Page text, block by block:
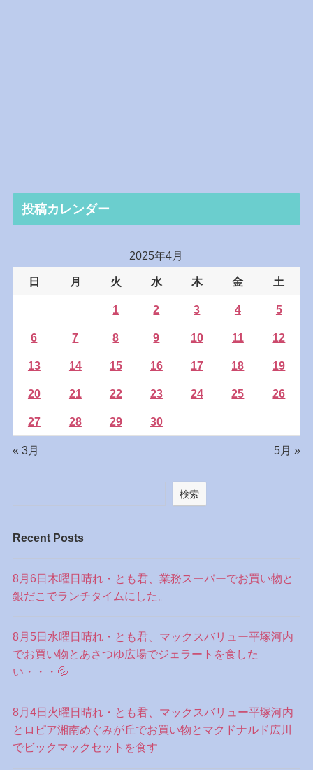
投稿カレンダー
2025年4月
日 月 火 水 木 金 土
1 2 3 4 5
6 7 8 9 10 11 12
13 14 15 16 17 18 19
20 21 22 23 24 25 26
27 28 29 30
« 3月 5月 »
検索
Recent Posts
8月6日木曜日晴れ・とも君、業務スーパーでお買い物と
銀だこでランチタイムにした。
8月5日水曜日晴れ・とも君、マックスバリュー平塚河内
でお買い物とあさつゆ広場でジェラートを食した
い・・・💦
8月4日火曜日晴れ・とも君、マックスバリュー平塚河内
とロピア湘南めぐみが丘でお買い物とマクドナルド広川
でビックマックセットを食す